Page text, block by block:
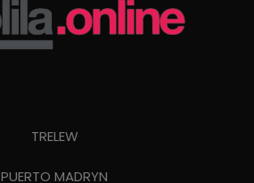
TRELEW
PUERTO MADRYN